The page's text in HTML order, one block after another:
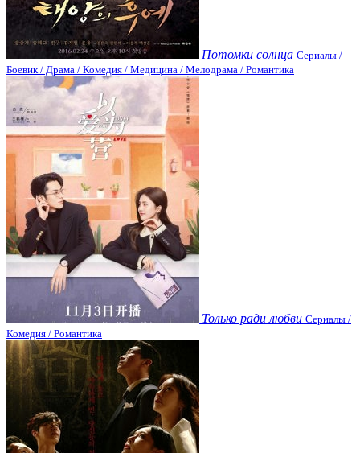
Потомки солнца Сериалы /
Боевик / Драма / Комедия / Медицина / Мелодрама / Романтика
Только ради любви Сериалы /
Комедия / Романтика